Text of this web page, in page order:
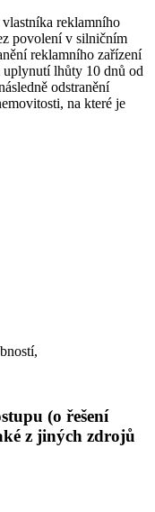
reklamního
povolení v silničním
reklamního zařízení
uplynutí lhůty 10 dnů od
odstranění
na které je
(o řešení
z jiných zdrojů